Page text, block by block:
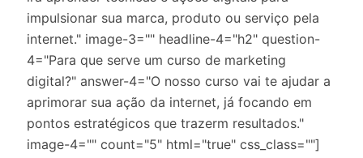
impulsionar sua marca, produto ou serviço pela
internet." image-3="" headline-4="h2" question-
4="Para que serve um curso de marketing
digital?" answer-4="O nosso curso vai te ajudar a
aprimorar sua ação da internet, já focando em
pontos estratégicos que trazerm resultados."
image-4="" count="5" html="true" css_class=""]